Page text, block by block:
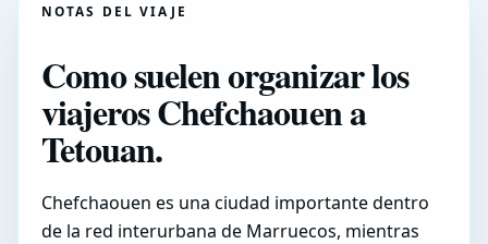
NOTAS DEL VIAJE
Como suelen organizar los
viajeros Chefchaouen a
Tetouan.
Chefchaouen es una ciudad importante dentro
de la red interurbana de Marruecos, mientras